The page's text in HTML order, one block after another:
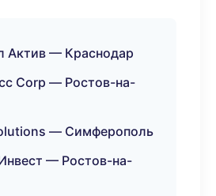
Актив — Краснодар
Corp — Ростов-на-
— Симферополь
— Ростов-на-